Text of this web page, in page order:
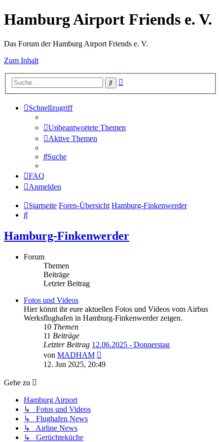
Hamburg Airport Friends e. V.
Das Forum der Hamburg Airport Friends e. V.
Zum Inhalt
Suche
Schnellzugriff
Unbeantwortete Themen
Aktive Themen
Suche
FAQ
Anmelden
Startseite Foren-Übersicht Hamburg-Finkenwerder
Suche
Hamburg-Finkenwerder
Forum
Themen
Beiträge
Letzter Beitrag
Fotos und Videos
Hier könnt ihr eure aktuellen Fotos und Videos vom Airbus
Werksflughafen in Hamburg-Finkenwerder zeigen.
10 Themen
11 Beiträge
Letzter Beitrag 12.06.2025 - Donnerstag
von MADHAM
Beitrag
12. Jun 2025, 20:49
Gehe zu
Hamburg Airport
↳ Fotos und Videos
↳ Flughafen News
↳ Airline News
↳ Gerüchteküche